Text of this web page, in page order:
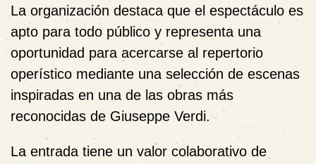
La organización destaca que el espectáculo es
apto para todo público y representa una
oportunidad para acercarse al repertorio
operístico mediante una selección de escenas
inspiradas en una de las obras más
reconocidas de Giuseppe Verdi.
La entrada tiene un valor colaborativo de